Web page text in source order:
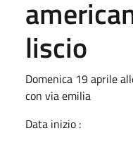
liscio
Domenica 19 aprile
con via emilia
Data inizio :